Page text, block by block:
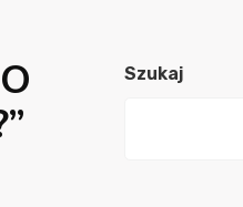
Szukaj